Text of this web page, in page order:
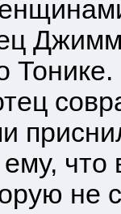
Тонике.
не